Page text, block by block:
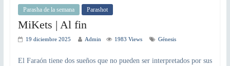
Parasha de la semana Parashot
MiKets | Al fin
19 diciembre 2025 Admin 1983 Views Génesis
El Faraón tiene dos sueños que no pueden ser interpretados por sus